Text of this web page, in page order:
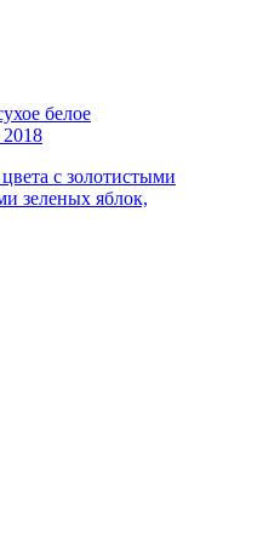
белое
с золотистыми
зеленых яблок,